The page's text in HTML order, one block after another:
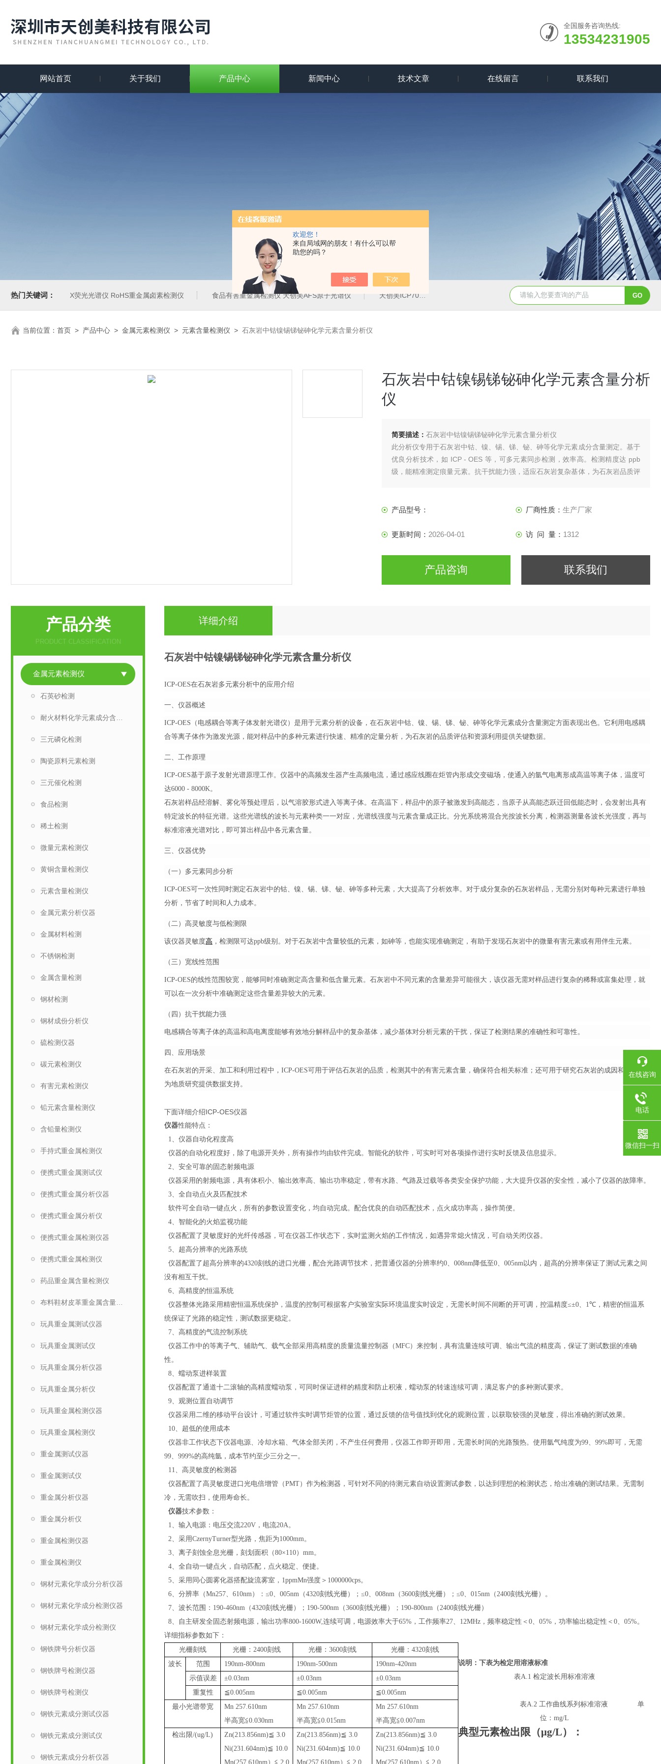
欢迎您！
来自局域网的朋友！有什么可以帮
助您的吗？
全国服务咨询热线:
13534231905
网站首页 关于我们 产品中心 新闻中心 技术文章 在线留言 联系我们
热门关键词： X荧光光谱仪 RoHS重金属卤素检测仪 食品有害重金属检测仪 天创美AFS原子光谱仪 天创美ICP700T电镀液中金属元素含量检测仪 天创美EDX1800电镀镀层厚度检测仪
当前位置： 首页 > 产品中心 > 金属元素检测仪 > 元素含量检测仪 > 石灰岩中钴镍锡锑铋砷化学元素含量分析仪
石灰岩中钴镍锡锑铋砷化学元素含量分析
仪
简要描述： 石灰岩中钴镍锡锑铋砷化学元素含量分析仪
此分析仪专用于石灰岩中钴、镍、锡、锑、铋、砷等化学元素成分含量测定。基于
优良分析技术，如 ICP - OES 等，可多元素同步检测，效率高。检测精度达 ppb
级，能精准测定痕量元素。抗干扰能力强，适应石灰岩复杂基体，为石灰岩品质评
产品型号： 厂商性质： 生产厂家
更新时间： 2026-04-01 访 问 量： 1312
产品咨询 联系我们
产品分类
PRODUCT CLASSIFICATION
金属元素检测仪
石英砂检测
三元磷化检测
陶瓷原料元素检测
三元催化检测
食品检测
稀土检测
微量元素检测仪
黄铜含量检测仪
元素含量检测仪
金属元素分析仪器
金属材料检测
不锈钢检测
金属含量检测
钢材检测
钢材成份分析仪
硫检测仪器
碳元素检测仪
有害元素检测仪
铅元素含量检测仪
含铅量检测仪
手持式重金属检测仪
便携式重金属测试仪
便携式重金属分析仪器
便携式重金属分析仪
便携式重金属检测仪器
便携式重金属检测仪
药品重金属含量检测仪
玩具重金属测试仪器
玩具重金属测试仪
玩具重金属分析仪器
玩具重金属分析仪
玩具重金属检测仪器
玩具重金属检测仪
重金属测试仪器
重金属测试仪
重金属分析仪器
重金属分析仪
重金属检测仪器
重金属检测仪
钢材元素化学成分分析仪器
钢材元素化学成分检测仪器
钢材元素化学成分检测仪
钢铁牌号分析仪器
钢铁牌号检测仪器
钢铁牌号检测仪
钢铁元素成分测试仪器
钢铁元素成分测试仪
钢铁元素成分分析仪器
详细介绍
石灰岩中钴镍锡锑铋砷化学元素含量分析仪
ICP-OES在石灰岩多元素分析中的应用介绍
一、仪器概述
ICP-OES（电感耦合等离子体发射光谱仪）是用于元素分析的设备，在石灰岩中钴、镍、锡、锑、铋、砷等化学元素成分含量测定方面表现出色。它利用电感耦
合等离子体作为激发光源，能对样品中的多种元素进行快速、精准的定量分析，为石灰岩的品质评估和资源利用提供关键数据。
二、工作原理
ICP-OES基于原子发射光谱原理工作。仪器中的高频发生器产生高频电流，通过感应线圈在炬管内形成交变磁场，使通入的氩气电离形成高温等离子体，温度可
达6000 - 8000K。
石灰岩样品经溶解、雾化等预处理后，以气溶胶形式进入等离子体。在高温下，样品中的原子被激发到高能态，当原子从高能态跃迁回低能态时，会发射出具有
特定波长的特征光谱。这些光谱线的波长与元素种类一一对应，光谱线强度与元素含量成正比。分光系统将混合光按波长分离，检测器测量各波长光强度，再与
标准溶液光谱对比，即可算出样品中各元素含量。
三、仪器优势
（一）多元素同步分析
ICP-OES可一次性同时测定石灰岩中的钴、镍、锡、锑、铋、砷等多种元素，大大提高了分析效率。对于成分复杂的石灰岩样品，无需分别对每种元素进行单独
分析，节省了时间和人力成本。
（二）高灵敏度与低检测限
该仪器灵敏度高 ，检测限可达ppb级别。对于石灰岩中含量较低的元素，如砷等，也能实现准确测定，有助于发现石灰岩中的微量有害元素或有用伴生元素。
（三）宽线性范围
ICP-OES的线性范围较宽，能够同时准确测定高含量和低含量元素。石灰岩中不同元素的含量差异可能很大，该仪器无需对样品进行复杂的稀释或富集处理，就
可以在一次分析中准确测定这些含量差异较大的元素。
（四）抗干扰能力强
电感耦合等离子体的高温和高电离度能够有效地分解样品中的复杂基体，减少基体对分析元素的干扰，保证了检测结果的准确性和可靠性。
四、应用场景
在石灰岩的开采、加工和利用过程中，ICP-OES可用于评估石灰岩的品质，检测其中的有害元素含量，确保符合相关标准；还可用于研究石灰岩的成因和演化，
为地质研究提供数据支持。
下面详细介绍ICP-OES仪器
仪器性能特点：
1、 仪器自动化程度高
仪器的自动化程度好 ，除了电源开关外，所有操作均由软件完成。智能化的软件，可实时可对各项操作进行实时反馈及信息提示。
2、 安全可靠的固态射频电源
仪器采用的射频电源，具有体积小、输出效率高、输出功率稳定，带有水路、气路及过载等各类安全保护功能，大大提升仪器的安全性，减小了仪器的故障率。
3、全自动点火及匹配技术
软件可全自动一键点火，所有的参数设置变化，均自动完成。配合优良的自动匹配技术，点火成功率高，操作简便。
4、智能化的火焰监视功能
仪器配置了灵敏度好的光纤传感器，可在仪器工作状态下，实时监测火焰的工作情况，如遇异常熄火情况，可自动关闭仪器。
5、超高分辨率的光路系统
仪器配置了超高分辨率的4320刻线的进口光栅，配合光路调节技术，把普通仪器的分辨率约0、 008nm降低至0、 005nm以内，超高的分辨率保证了测试元素之间
没有相互干扰。
6、高精度的恒温系统
仪器整体光路采用精密恒温系统保护，温度的控制可根据客户实验室实际环境温度实时设定，无需长时间不间断的开可调，控温精度≤±0、 1℃ ，精密的恒温系
统保证了光路的稳定性，测试数据更稳定。
7、高精度的气流控制系统
仪器工作中的等离子气、辅助气、载气全部采用高精度的质量流量控制器（MFC）来控制，具有流量连续可调、输出气流的精度高，保证了测试数据的准确
性。
8、 蠕动泵进样装置
仪器配置了通道十二滚轴的高精度蠕动泵，可同时保证进样的精度和防止积液，蠕动泵的转速连续可调，满足客户的多种测试要求。
9、观测位置自动调节
仪器采用二维的移动平台设计，可通过软件实时调节炬管的位置，通过反馈的信号值找到优化的观测位置，以获取较强的灵敏度，得出准确的测试效果。
10、超低的使用成本
仪器非工作状态下仪器电源、冷却水箱、气体全部关闭，不产生任何费用，仪器工作即开即用，无需长时间的光路预热。使用氩气纯度为99、 99%即可，无需
99、 999%的高纯氩，成本节约至少三分之一。
11、高灵敏度的检测器
仪器配置了高灵敏度进口光电倍增管（PMT）作为检测器，可针对不同的待测元素自动设置测试参数，以达到理想的检测状态，给出准确的测试结果。无需制
冷，无需吹扫，使用寿命长。
仪器技术参数：
1、输入电源：电压交流220V ，电流20A。
2、 采用CzernyTurner型光路，焦距为1000mm。
3、离子刻蚀全息光栅，刻划面积（80×110） mm。
4、 全自动一键点火，自动匹配，点火稳定、便捷。
5、采用同心圆雾化器搭配旋流雾室， 1ppmMn强度＞ 1000000cps。
6、分辨率（Mn257、 610nm）： ≤0、 005nm （4320刻线光栅）； ≤0、 008nm （3600刻线光栅）； ≤0、 015nm （2400刻线光栅）。
7、波长范围： 190-460nm （4320刻线光栅）； 190-500nm （3600刻线光栅）； 190-800nm （2400刻线光栅）
8、自主研发全固态射频电源，输出功率800-1600W,连续可调，电源效率大于65% ，工作频率27、 12MHz ，频率稳定性＜ 0、 05% ，功率输出稳定性＜ 0、 05%。
详细指标参数如下：
光栅刻线
光栅： 2400刻线 光栅： 3600刻线 光栅： 4320刻线
波长
范围 190nm-800nm 190nm-500nm
190nm-420nm
示值误差
±0.03nm ±0.03nm
±0.03nm
重复性
≦0.005nm ≦0.005nm
≦0.005nm
最小光谱带宽
Mn 257.610nm
半高宽≦0.030nm
Mn 257.610nm
半高宽≦0.015nm
Mn 257.610nm
半高宽≦0.007nm
检出限/(ug/L)
Zn(213.856nm)≦ 3.0
Ni(231.604nm)≦ 10.0
Mn(257.610nm）≦ 2.0
Zn(213.856nm)≦ 3.0
Ni(231.604nm)≦ 10.0
Mn(257.610nm）≦ 2.0
Zn(213.856nm)≦ 3.0
Ni(231.604nm)≦ 10.0
Mn(257.610nm）≦ 2.0
说明：下表为检定用溶液标准
表A.1 检定波长用标准溶液
表A.2 工作曲线系列标准溶液 单
位：mg/L
典型元素检出限（μg/L）：
在线咨询
电话
微信扫一扫